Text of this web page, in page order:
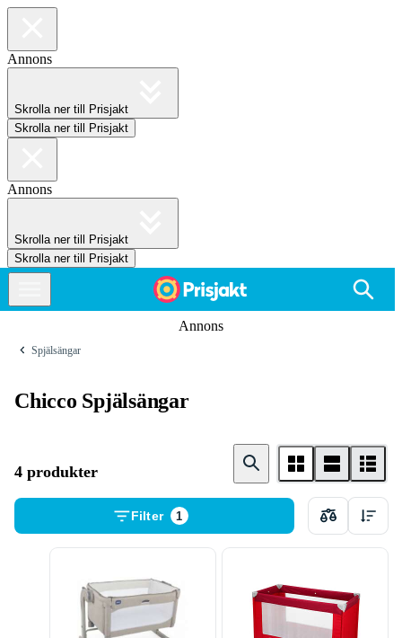
Annons
Skrolla ner till Prisjakt
Skrolla ner till Prisjakt
Annons
Skrolla ner till Prisjakt
Skrolla ner till Prisjakt
Annons
Spjälsängar
Chicco Spjälsängar
4 produkter
Filter 1